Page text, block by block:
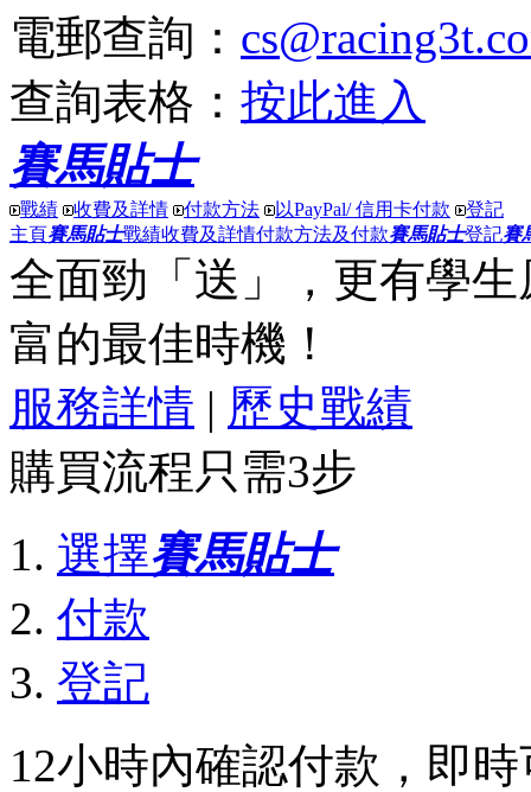
電郵查詢 ：
查詢表格 ： 按此進入
賽馬貼士
戰績 收費及詳情 付款方法 以PayPal/ 信用卡付款
登記
主頁賽馬貼士戰績收費及詳情付款方法及付款賽馬貼士登記賽
全面勁「送」 ，更有學生
富的最佳時機！
服務詳情 | 歷史戰績
購買流程只需3步
選擇賽馬貼士
付款
登記
12小時內確認付款，即